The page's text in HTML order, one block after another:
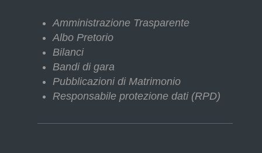
Amministrazione Trasparente
Albo Pretorio
Bilanci
Bandi di gara
Pubblicazioni di Matrimonio
Responsabile protezione dati (RPD)